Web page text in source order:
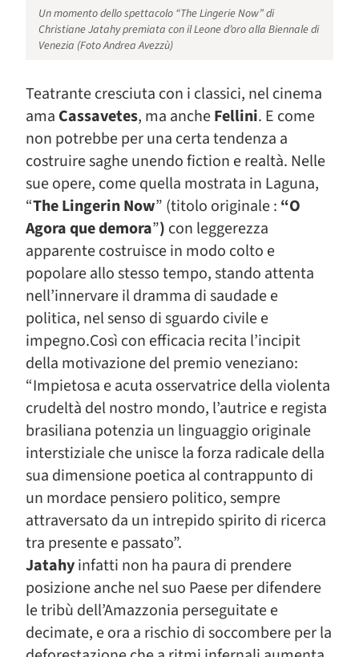
Un momento dello spettacolo “The Lingerie Now” di
Christiane Jatahy premiata con il Leone d’oro alla Biennale di
Venezia (Foto Andrea Avezzù)
Teatrante cresciuta con i classici, nel cinema
ama Cassavetes, ma ancheFellini. E come
non potrebbe per una certa tendenza a
costruire saghe unendo fiction e realtà. Nelle
sue opere, come quella mostrata in Laguna,
“The Lingerin Now” (titolo originale : “O
Agora que demora”) con leggerezza
apparente costruisce in modo colto e
popolare allo stesso tempo, stando attenta
nell’innervare il dramma di saudade e
politica, nel senso di sguardo civile e
impegno.Così con efficacia recita l’incipit
della motivazione del premio veneziano:
“Impietosa e acuta osservatrice della violenta
crudeltà del nostro mondo, l’autrice e regista
brasiliana potenzia un linguaggio originale
interstiziale che unisce la forza radicale della
sua dimensione poetica al contrappunto di
un mordace pensiero politico, sempre
attraversato da un intrepido spirito di ricerca
tra presente e passato”.
Jatahyinfatti non ha paura di prendere
posizione anche nel suo Paese per difendere
le tribù dell’Amazzonia perseguitate e
decimate, e ora a rischio di soccombere per la